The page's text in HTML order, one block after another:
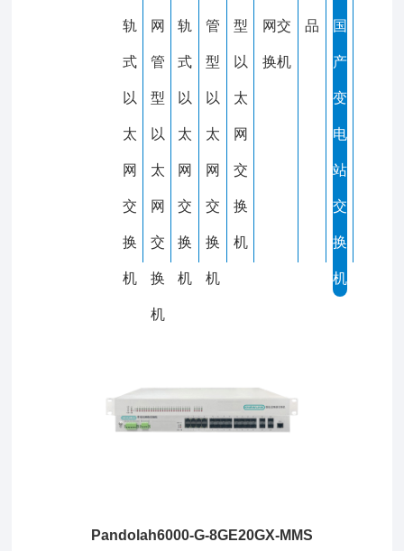
轨
式
以
太
网
交
换
机
网
管
型
以
太
网
交
换
机
轨
式
以
太
网
交
换
机
管
型
以
太
网
交
换
机
型
以
太
网
交
换
机
网交
换机
品 国
产
变
电
站
交
换
机
Pandolah6000-G-8GE4GX-MMS
工业级机架式4光8电千兆四统一全国产变电站交换机
查看详情
Pandolah6000-G-8GE20GX-MMS